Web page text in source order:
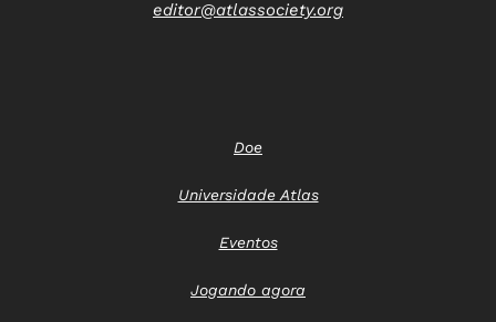
editor@atlassociety.org
Doe
Universidade Atlas
Eventos
Jogando agora